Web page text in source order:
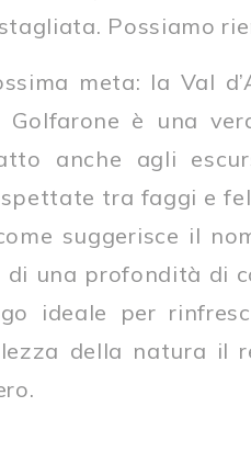
Possiamo
meta: la Val
Golfarone è una
anche agli
tra faggi e
suggerisce il
di una profondità di
ideale per
della natura il